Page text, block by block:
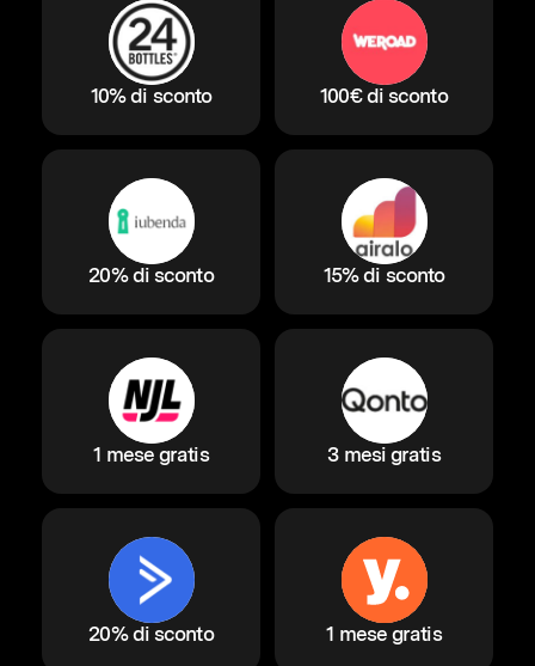
10% di sconto 100€ di sconto
20% di sconto 15% di sconto
1 mese gratis 3 mesi gratis
20% di sconto 1 mese gratis